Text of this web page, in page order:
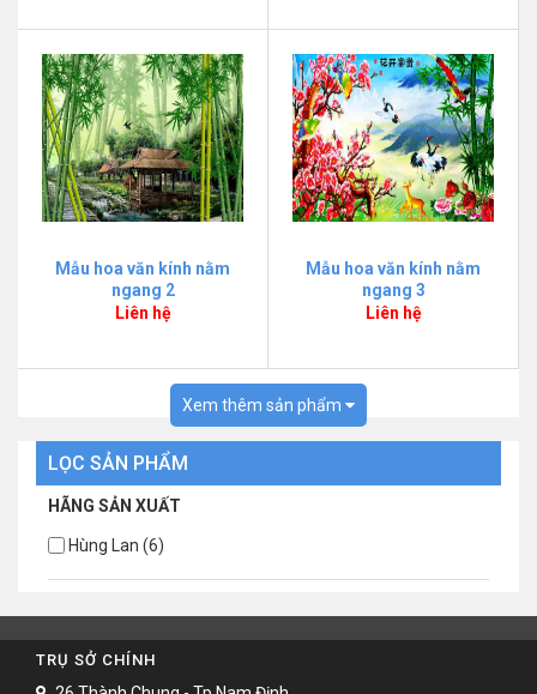
Mẫu hoa văn kính nằm
ngang 2
Liên hệ
Mẫu hoa văn kính nằm
ngang 3
Liên hệ
Xem thêm sản phẩm
LỌC SẢN PHẨM
HÃNG SẢN XUẤT
Hùng Lan (6)
TRỤ SỞ CHÍNH